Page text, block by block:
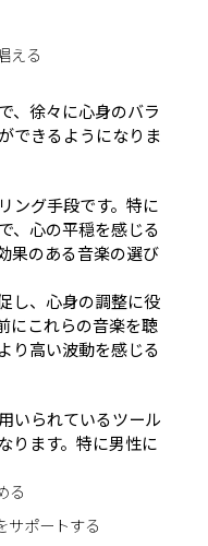
える
、徐々に心身のバラ
できるようになりま
ング手段です。特に
、心の平穏を感じる
果のある音楽の選び
し、心身の調整に役
にこれらの音楽を聴
り高い波動を感じる
いられているツール
ります。特に男性に
る
サポートする